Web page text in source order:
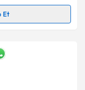
belirtilen
Et
için randevu takvimi
randevu almanız
ile